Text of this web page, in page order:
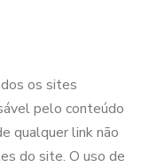
os sites
pelo conteúdo
qualquer link não
do site. O uso de